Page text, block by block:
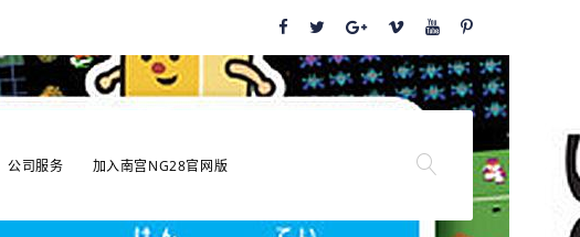
公司服务 加入南宫NG28官网版